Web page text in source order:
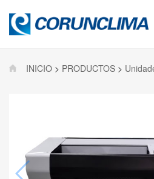
INICIO > PRODUCTOS >